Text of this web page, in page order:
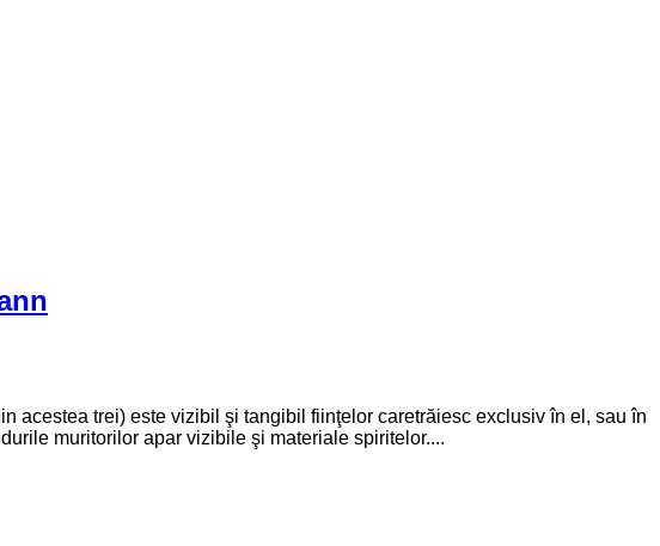
acestea trei) este vizibil şi tangibil fiinţelor caretrăiesc exclusiv în el, sau în
muritorilor apar vizibile şi materiale spiritelor....